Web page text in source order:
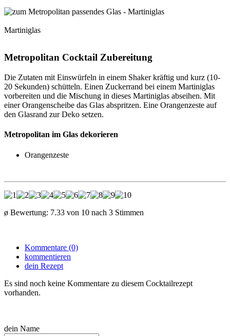
Martiniglas
Metropolitan Cocktail Zubereitung
Die Zutaten mit Einswürfeln in einem Shaker kräftig und kurz (10-
20 Sekunden) schütteln. Einen Zuckerrand bei einem Martiniglas
vorbereiten und die Mischung in dieses Martiniglas abseihen. Mit
einer Orangenscheibe das Glas abspritzen. Eine Orangenzeste auf
den Glasrand zur Deko setzen.
Metropolitan im Glas dekorieren
Orangenzeste
ø Bewertung: 7.33 von 10 nach 3 Stimmen
Kommentare (0)
kommentieren
dein Rezept
Es sind noch keine Kommentare zu diesem Cocktailrezept
vorhanden.
dein Name